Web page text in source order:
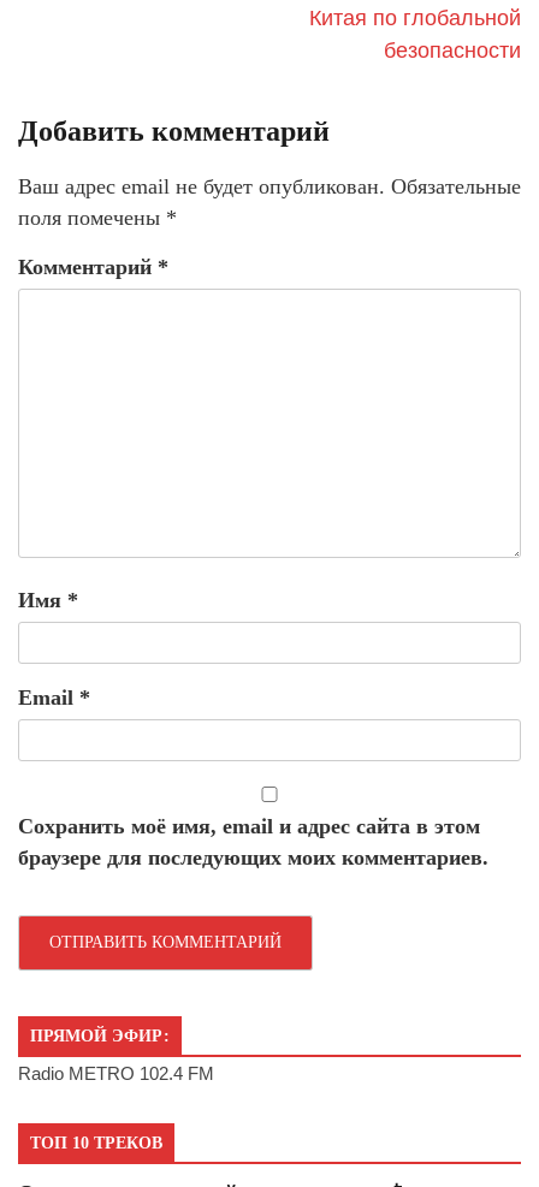
Китая по глобальной
безопасности
Добавить комментарий
Ваш адрес email не будет опубликован. Обязательные
поля помечены *
Комментарий *
Имя *
Email *
Сохранить моё имя, email и адрес сайта в этом
браузере для последующих моих комментариев.
ПРЯМОЙ ЭФИР:
Radio METRO 102.4 FM
ТОП 10 ТРЕКОВ